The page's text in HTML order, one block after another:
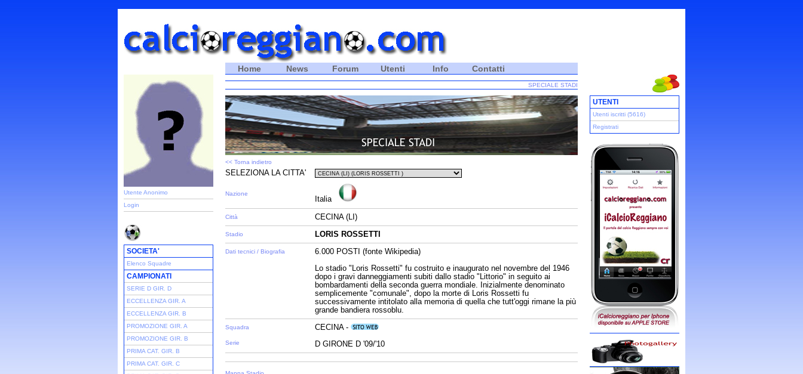
Utente Anonimo
Login
SOCIETA'
Elenco Squadre
CAMPIONATI
SERIE D GIR. D
ECCELLENZA GIR. A
ECCELLENZA GIR. B
PROMOZIONE GIR. A
PROMOZIONE GIR. B
PRIMA CAT. GIR. B
PRIMA CAT. GIR. C
Home News Forum Utenti Info Contatti
SPECIALE STADI
<< Torna indietro
SELEZIONA LA CITTA'
Nazione
Italia
Città CECINA (LI)
Stadio LORIS ROSSETTI
Dati tecnici / Biografia
6.000 POSTI (fonte Wikipedia)
Lo stadio "Loris Rossetti" fu costruito e inaugurato nel novembre del 1946
dopo i gravi danneggiamenti subiti dallo stadio "Littorio" in seguito ai
bombardamenti della seconda guerra mondiale. Inizialmente denominato
semplicemente "comunale", dopo la morte di Loris Rossetti fu
successivamente intitolato alla memoria di quella che tutt'oggi rimane la più
grande bandiera rossoblu.
Squadra
Serie
CECINA -
D GIRONE D '09/'10
UTENTI
Utenti iscritti (5616)
Registrati